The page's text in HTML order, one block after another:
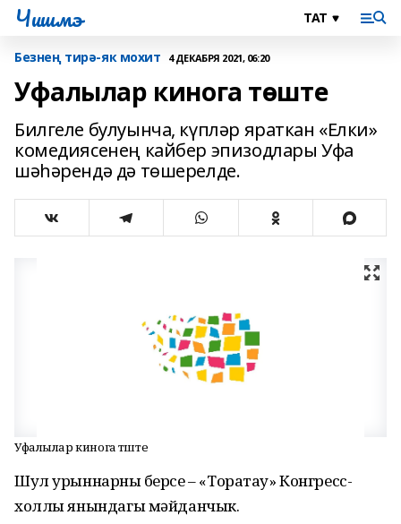
Чишмэ
Безнең тирә-як мохит 4 ДЕКАБРЯ 2021, 06:20
Уфалылар кинога төште
Билгеле булуынча, күпләр яраткан «Елки»
комедиясенең кайбер эпизодлары Уфа
шәһәрендә дә төшерелде.
Уфалылар кинога төште
Шул урыннарның берсе – «Торатау» Конгресс-
холлы янындагы мәйданчык.